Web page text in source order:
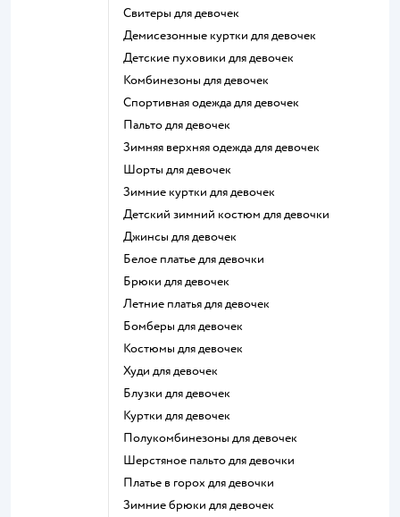
Свитеры для девочек
Демисезонные куртки для девочек
Детские пуховики для девочек
Комбинезоны для девочек
Спортивная одежда для девочек
Пальто для девочек
Зимняя верхняя одежда для девочек
Шорты для девочек
Зимние куртки для девочек
Детский зимний костюм для девочки
Джинсы для девочек
Белое платье для девочки
Брюки для девочек
Летние платья для девочек
Бомберы для девочек
Костюмы для девочек
Худи для девочек
Блузки для девочек
Куртки для девочек
Полукомбинезоны для девочек
Шерстяное пальто для девочки
Платье в горох для девочки
Зимние брюки для девочек